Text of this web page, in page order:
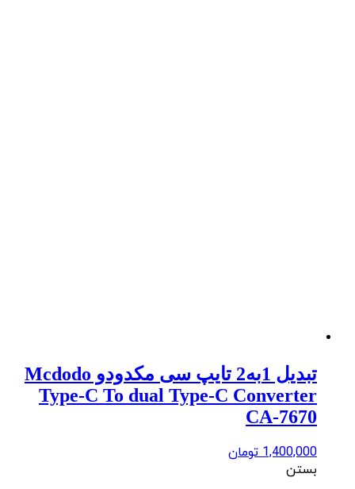
تبدیل 1به2 تایپ سی مکدودو Mcdodo
Type-C To dual Type-C Converter
CA-7670
1,400,000 تومان
بستن